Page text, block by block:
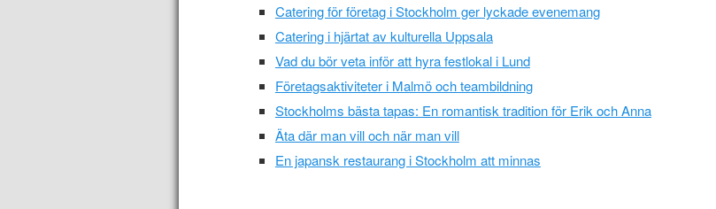
Catering för företag i Stockholm ger lyckade evenemang
Catering i hjärtat av kulturella Uppsala
Vad du bör veta inför att hyra festlokal i Lund
Företagsaktiviteter i Malmö och teambildning
Stockholms bästa tapas: En romantisk tradition för Erik och Anna
Äta där man vill och när man vill
En japansk restaurang i Stockholm att minnas